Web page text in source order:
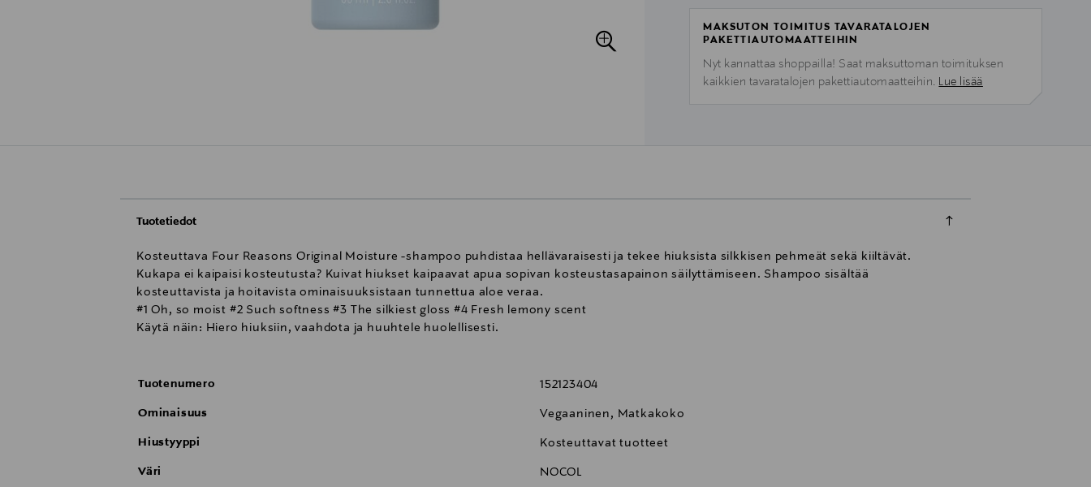
MAKSUTON TOIMITUS TAVARATALOJEN
PAKETTIAUTOMAATTEIHIN
Nyt kannattaa shoppailla! Saat maksuttoman toimituksen
kaikkien tavaratalojen pakettiautomaatteihin. Lue lisää
Tuotetiedot
Kosteuttava Four Reasons Original Moisture -shampoo puhdistaa hellävaraisesti ja tekee hiuksista silkkisen pehmeät sekä kiiltävät.
Kukapa ei kaipaisi kosteutusta? Kuivat hiukset kaipaavat apua sopivan kosteustasapainon säilyttämiseen. Shampoo sisältää
kosteuttavista ja hoitavista ominaisuuksistaan tunnettua aloe veraa.
#1 Oh, so moist #2 Such softness #3 The silkiest gloss #4 Fresh lemony scent
Käytä näin: Hiero hiuksiin, vaahdota ja huuhtele huolellisesti.
Tuotenumero 152123404
Ominaisuus Vegaaninen, Matkakoko
Hiustyyppi Kosteuttavat tuotteet
Väri NOCOL